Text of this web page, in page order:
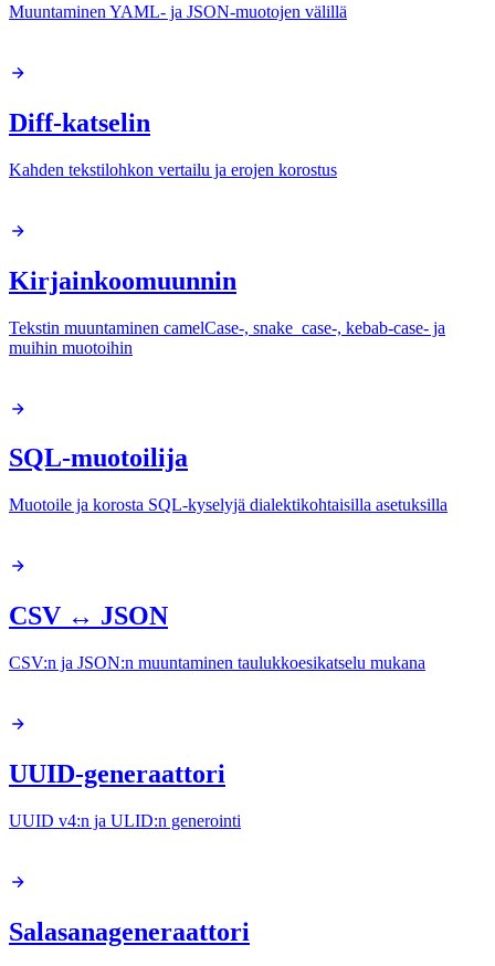
Muuntaminen YAML- ja JSON-muotojen välillä
Diff-katselin
Kahden tekstilohkon vertailu ja erojen korostus
Kirjainkoomuunnin
Tekstin muuntaminen camelCase-, snake_case-, kebab-case- ja
muihin muotoihin
SQL-muotoilija
Muotoile ja korosta SQL-kyselyjä dialektikohtaisilla asetuksilla
CSV ↔ JSON
CSV:n ja JSON:n muuntaminen taulukkoesikatselu mukana
UUID-generaattori
UUID v4:n ja ULID:n generointi
Salasanageneraattori